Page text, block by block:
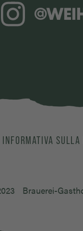
INFORMATIVA SULLA
Brauerei-